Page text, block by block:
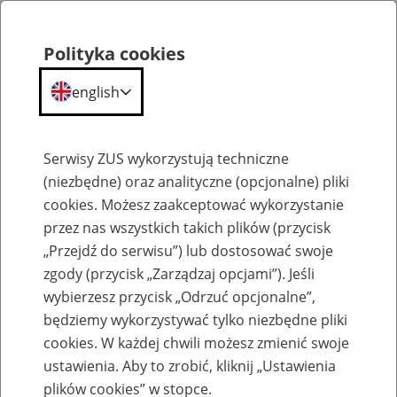
Komunikaty
Polityka cookies
english
Serwisy ZUS wykorzystują techniczne
(niezbędne) oraz analityczne (opcjonalne) pliki
cookies. Możesz zaakceptować wykorzystanie
przez nas wszystkich takich plików (przycisk
„Przejdź do serwisu”) lub dostosować swoje
zgody (przycisk „Zarządzaj opcjami”). Jeśli
wybierzesz przycisk „Odrzuć opcjonalne”,
będziemy wykorzystywać tylko niezbędne pliki
cookies. W każdej chwili możesz zmienić swoje
ustawienia. Aby to zrobić, kliknij „Ustawienia
plików cookies” w stopce.